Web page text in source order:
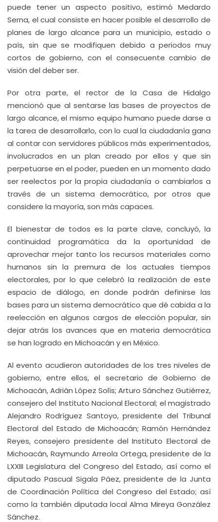
puede tener un aspecto positivo, estimó Medardo
Serna, el cual consiste en hacer posible el desarrollo de
planes de largo alcance para un municipio, estado o
país, sin que se modifiquen debido a periodos muy
cortos de gobierno, con el consecuente cambio de
visión del deber ser.
Por otra parte, el rector de la Casa de Hidalgo
mencionó que al sentarse las bases de proyectos de
largo alcance, el mismo equipo humano puede darse a
la tarea de desarrollarlo, con lo cual la ciudadanía gana
al contar con servidores públicos más experimentados,
involucrados en un plan creado por ellos y que sin
perpetuarse en el poder, pueden en un momento dado
ser reelectos por la propia ciudadanía o cambiarlos a
través de un sistema democrático, por otros que
considere la mayoría, son más capaces.
El bienestar de todos es la parte clave, concluyó, la
continuidad programática da la oportunidad de
aprovechar mejor tanto los recursos materiales como
humanos sin la premura de los actuales tiempos
electorales, por lo que celebró la realización de este
espacio de diálogo, en donde podrán definirse las
bases para un sistema democrático que dé cabida a la
reelección en algunos cargos de elección popular, sin
dejar atrás los avances que en materia democrática
se han logrado en Michoacán y en México.
Al evento acudieron autoridades de los tres niveles de
gobierno, entre ellos, el secretario de Gobierno de
Michoacán, Adrián López Solís; Arturo Sánchez Gutiérrez,
consejero del Instituto Nacional Electoral; el magistrado
Alejandro Rodríguez Santoyo, presidente del Tribunal
Electoral del Estado de Michoacán; Ramón Hernández
Reyes, consejero presidente del Instituto Electoral de
Michoacán, Raymundo Arreola Ortega, presidente de la
LXXIII Legislatura del Congreso del Estado, así como el
diputado Pascual Sigala Páez, presidente de la Junta
de Coordinación Política del Congreso del Estado; así
como la también diputada local Alma Mireya González
Sánchez.